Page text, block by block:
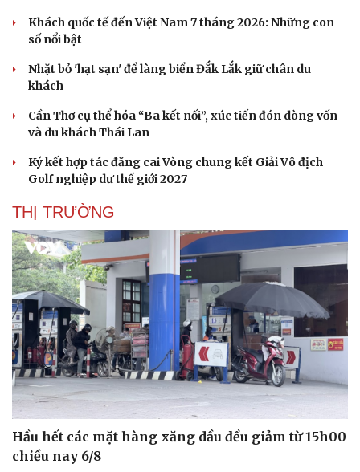
Hạt giống tâm hồn
Khách quốc tế đến Việt Nam 7 tháng 2026: Những con
số nổi bật
Nhặt bỏ 'hạt sạn' để làng biển Đắk Lắk giữ chân du
khách
Cần Thơ cụ thể hóa “Ba kết nối”, xúc tiến đón dòng vốn
và du khách Thái Lan
Ký kết hợp tác đăng cai Vòng chung kết Giải Vô địch
Golf nghiệp dư thế giới 2027
THỊ TRƯỜNG
Hầu hết các mặt hàng xăng dầu đều giảm từ 15h00
chiều nay 6/8